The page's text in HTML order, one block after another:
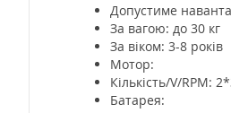
Допустиме
За вагою: до 30 кг
За віком: 3-8 років
Мотор:
Кількість/V/RPM:
Батарея: